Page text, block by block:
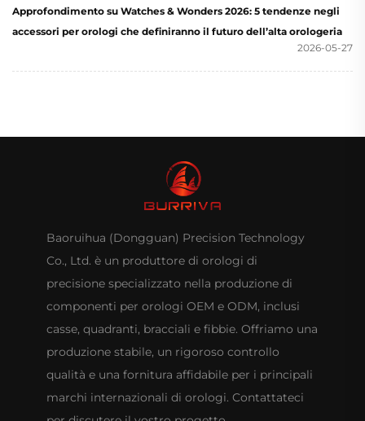
Approfondimento su Watches & Wonders 2026: 5 tendenze negli
accessori per orologi che definiranno il futuro dell’alta orologeria
2026-05-27
Baoruihua (Dongguan) Precision Technology
Co., Ltd. è un produttore di orologi di
precisione specializzato nella produzione di
componenti per orologi OEM e ODM, inclusi
casse, quadranti, bracciali e fibbie. Offriamo una
produzione stabile, un rigoroso controllo
qualità e una fornitura affidabile per i principali
marchi internazionali di orologi. Contattateci